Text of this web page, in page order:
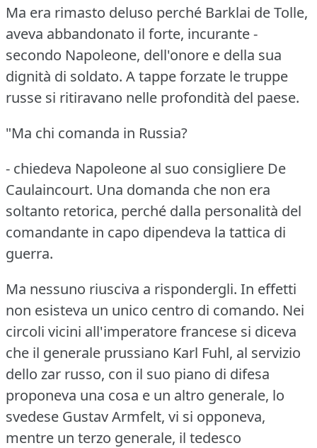
Ma era rimasto deluso perché Barklai de Tolle,
aveva abbandonato il forte, incurante -
secondo Napoleone, dell'onore e della sua
dignità di soldato. A tappe forzate le truppe
russe si ritiravano nelle profondità del paese.
"Ma chi comanda in Russia?
- chiedeva Napoleone al suo consigliere De
Caulaincourt. Una domanda che non era
soltanto retorica, perché dalla personalità del
comandante in capo dipendeva la tattica di
guerra.
Ma nessuno riusciva a rispondergli. In effetti
non esisteva un unico centro di comando. Nei
circoli vicini all'imperatore francese si diceva
che il generale prussiano Karl Fuhl, al servizio
dello zar russo, con il suo piano di difesa
proponeva una cosa e un altro generale, lo
svedese Gustav Armfelt, vi si opponeva,
mentre un terzo generale, il tedesco